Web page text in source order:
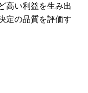
高い利益を生み出
定の品質を評価す